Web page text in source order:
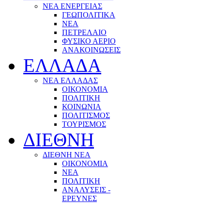
ΝΕΑ ΕΝΕΡΓΕΙΑΣ
ΓΕΩΠΟΛΙΤΙΚΑ
ΝΕΑ
ΠΕΤΡΕΛΑΙΟ
ΦΥΣΙΚΟ ΑΕΡΙΟ
ΑΝΑΚΟΙΝΩΣΕΙΣ
ΕΛΛΑΔΑ
ΝΕΑ ΕΛΛΑΔΑΣ
ΟΙΚΟΝΟΜΙΑ
ΠΟΛΙΤΙΚΗ
ΚΟΙΝΩΝΙΑ
ΠΟΛΙΤΙΣΜΟΣ
ΤΟΥΡΙΣΜΟΣ
ΔΙΕΘΝΗ
ΔΙΕΘΝΗ ΝΕΑ
ΟΙΚΟΝΟΜΙΑ
ΝΕΑ
ΠΟΛΙΤΙΚΗ
ΑΝΑΛΥΣΕΙΣ -
ΕΡΕΥΝΕΣ